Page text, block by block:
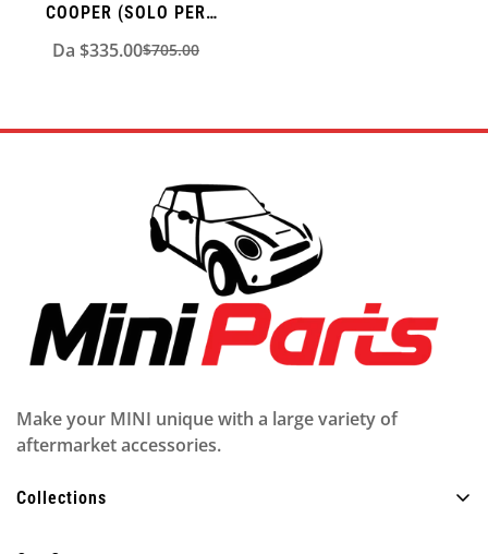
COOPER (SOLO PER
Prezzo
Da $335.00Prezzo
$705.00
Make your MINI unique with a large variety of
aftermarket accessories.
Collections